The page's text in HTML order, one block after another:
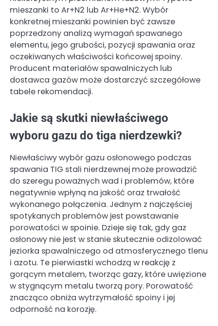
mieszanki to Ar+N2 lub Ar+He+N2. Wybór
konkretnej mieszanki powinien być zawsze
poprzedzony analizą wymagań spawanego
elementu, jego grubości, pozycji spawania oraz
oczekiwanych właściwości końcowej spoiny.
Producent materiałów spawalniczych lub
dostawca gazów może dostarczyć szczegółowe
tabele rekomendacji.
Jakie są skutki niewłaściwego
wyboru gazu do tiga nierdzewki?
Niewłaściwy wybór gazu osłonowego podczas
spawania TIG stali nierdzewnej może prowadzić
do szeregu poważnych wad i problemów, które
negatywnie wpłyną na jakość oraz trwałość
wykonanego połączenia. Jednym z najczęściej
spotykanych problemów jest powstawanie
porowatości w spoinie. Dzieje się tak, gdy gaz
osłonowy nie jest w stanie skutecznie odizolować
jeziorka spawalniczego od atmosferycznego tlenu
i azotu. Te pierwiastki wchodzą w reakcję z
gorącym metalem, tworząc gazy, które uwięzione
w stygnącym metalu tworzą pory. Porowatość
znacząco obniża wytrzymałość spoiny i jej
odporność na korozję.